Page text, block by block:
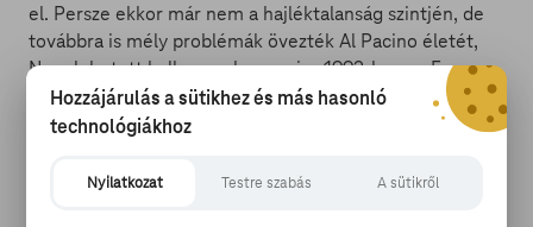
el. Persze ekkor már nem a hajléktalanság szintjén, de
továbbra is mély problémák övezték Al Pacino életét,
Nem lehetett kellemes, hogy mire 1992-ben az Egy
asszony illatára megkapta az Oscar-díjat, már túl volt hét
jelölésen, amikor mind a hétszer mások vihették el a
Hozzájárulás a sütikhez és más hasonló
technológiákhoz
Nyilatkozat Testre szabás A sütikről